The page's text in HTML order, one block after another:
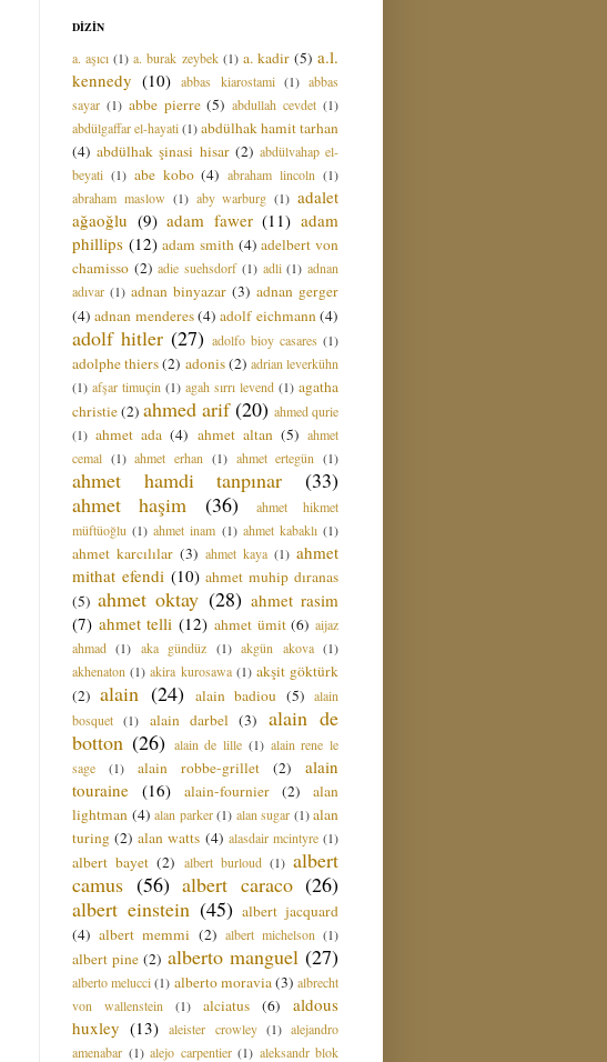
DİZİN
a. aşıcı (1) a. burak zeybek (1) a. kadir (5) a.l.
kennedy (10) abbas kiarostami (1) abbas
sayar (1) abbe pierre (5) abdullah cevdet (1)
abdülgaffar el-hayati(1)abdülhak hamit tarhan
(4) abdülhak şinasi hisar (2) abdülvahap el-
beyati (1) abe kobo (4) abraham lincoln (1)
abraham maslow (1) aby warburg (1) adalet
ağaoğlu (9) adam fawer (11) adam
phillips (12) adam smith (4) adelbert von
chamisso (2) adie suehsdorf (1) adli (1) adnan
adıvar (1) adnan binyazar (3) adnan gerger
(4) adnan menderes(4) adolf eichmann (4)
adolf hitler (27) adolfo bioy casares (1)
adolphe thiers(2) adonis(2) adrian leverkühn
(1) afşar timuçin (1) agah sırrı levend (1) agatha
christie(2) ahmed arif (20) ahmed qurie
(1) ahmet ada (4) ahmet altan (5) ahmet
cemal (1) ahmet erhan (1) ahmet ertegün (1)
ahmet hamdi tanpınar
(33)
ahmet haşim
(36)
ahmet hikmet
müftüoğlu (1) ahmet inam (1) ahmet kabaklı (1)
ahmet karcılılar (3) ahmet kaya (1) ahmet
mithat efendi (10) ahmet muhip dıranas
(5) ahmet oktay (28) ahmet rasim
(7) ahmet telli (12) ahmet ümit (6) aijaz
ahmad (1) aka gündüz (1) akgün akova (1)
akhenaton (1) akira kurosawa (1) akşit göktürk
(2) alain (24) alain badiou (5) alain
bosquet (1) alain darbel (3)
alain de
botton (26) alain de lille (1) alain rene le
sage
(1) alain robbe-grillet (2)
alain
touraine (16) alain-fournier (2)
alan
lightman (4) alan parker (1) alan sugar (1) alan
turing (2) alan watts (4) alasdair mcintyre (1)
albert bayet (2) albert burloud (1) albert
camus (56) albert caraco (26)
albert einstein (45) albert jacquard
(4) albert memmi (2) albert michelson (1)
albert pine (2) alberto manguel (27)
alberto melucci (1) alberto moravia (3) albrecht
von wallenstein
(1) alciatus (6)
aldous
huxley (13) aleister crowley (1) alejandro
amenabar (1) alejo carpentier (1) aleksandr blok